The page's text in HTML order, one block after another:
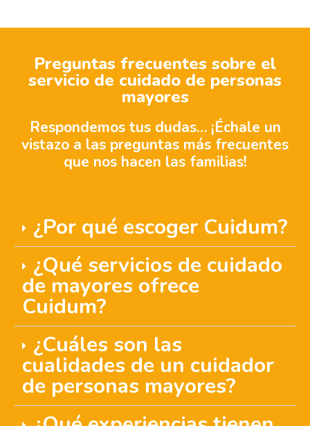
Preguntas frecuentes sobre el
servicio de cuidado de personas
mayores
Respondemos tus dudas… ¡Échale un
vistazo a las preguntas más frecuentes
que nos hacen las familias!
¿Por qué escoger Cuidum?
¿Qué servicios de cuidado
de mayores ofrece
Cuidum?
¿Cuáles son las
cualidades de un cuidador
de personas mayores?